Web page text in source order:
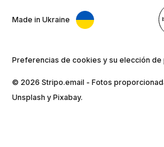
Made in Ukraine
Preferencias de cookies y su elección de
© 2026 Stripо.email - Fotos
Unsplash y Pixabay.